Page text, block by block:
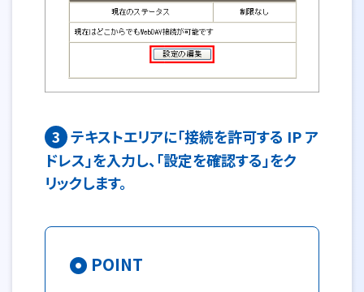
3 テキストエリアに「接続を許可する IP ア
ドレス」を入力し、「設定を確認する」をク
リックします。
POINT